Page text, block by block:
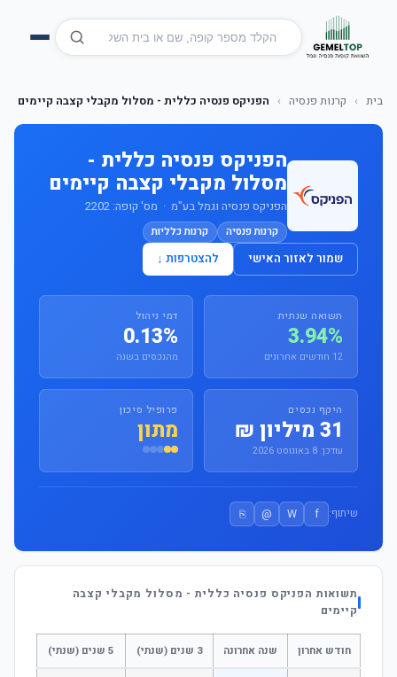
בית › קרנות פנסיה › הפניקס פנסיה כללית - מסלול מקבלי קצבה קיימים
הפניקס פנסיה כללית -
מסלול מקבלי קצבה קיימים
הפניקס פנסיה וגמל בע"מ · מס' קופה: 2202
קרנות פנסיה קרנות כלליות
שמור לאזור האישי להצטרפות ↓
תשואה שנתית
3.94%
12 חודשים אחרונים
דמי ניהול
0.13%
מהנכסים בשנה
היקף נכסים
31 מיליון ₪
עודכן: 8 באוגוסט 2026
פרופיל סיכון
מתון
שיתוף: f
W
@
⎘
תשואות הפניקס פנסיה כללית - מסלול מקבלי קצבה
קיימים
חודש אחרון שנה אחרונה 3 שנים (שנתי) 5 שנים (שנתי)